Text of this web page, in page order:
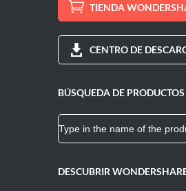
TIENDA
CENTRO DE
BÚSQUEDA DE PRODUCTOS
DESCUBRIR